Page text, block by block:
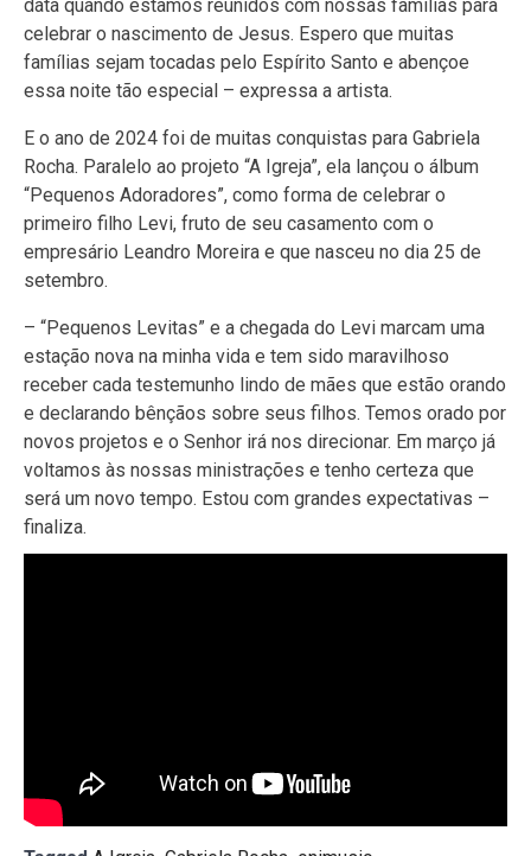
data quando estamos reunidos com nossas famílias para
celebrar o nascimento de Jesus. Espero que muitas
famílias sejam tocadas pelo Espírito Santo e abençoe
essa noite tão especial – expressa a artista.
E o ano de 2024 foi de muitas conquistas para Gabriela
Rocha. Paralelo ao projeto “A Igreja”, ela lançou o álbum
“Pequenos Adoradores”, como forma de celebrar o
primeiro filho Levi, fruto de seu casamento com o
empresário Leandro Moreira e que nasceu no dia 25 de
setembro.
– “Pequenos Levitas” e a chegada do Levi marcam uma
estação nova na minha vida e tem sido maravilhoso
receber cada testemunho lindo de mães que estão orando
e declarando bênçãos sobre seus filhos. Temos orado por
novos projetos e o Senhor irá nos direcionar. Em março já
voltamos às nossas ministrações e tenho certeza que
será um novo tempo. Estou com grandes expectativas –
finaliza.